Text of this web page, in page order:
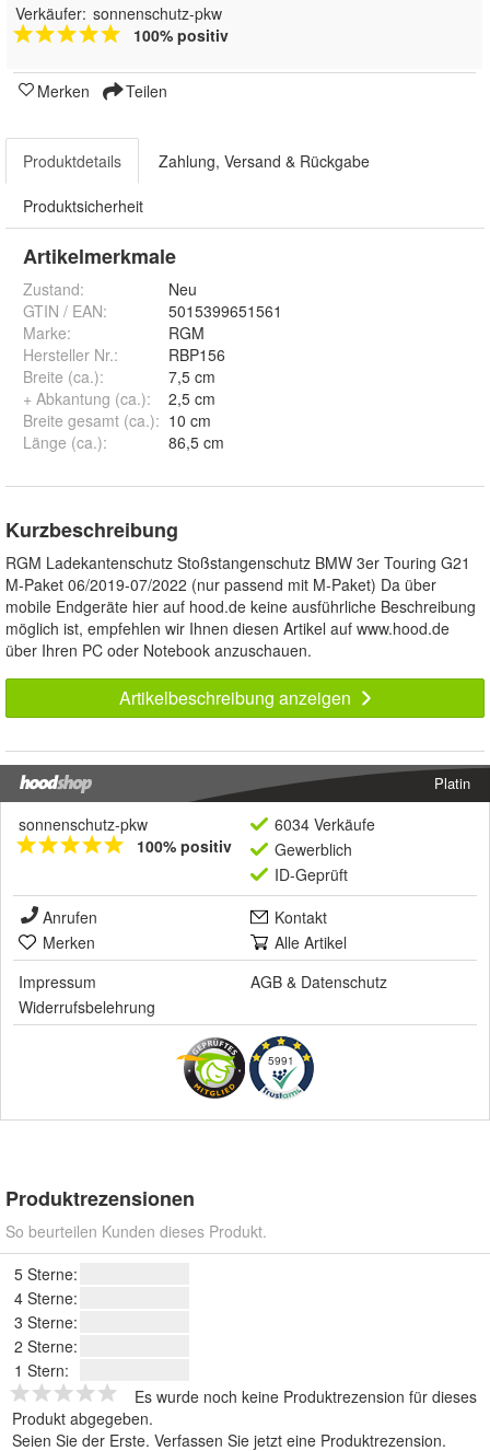
Verkäufer: sonnenschutz-pkw
100% positiv
Merken Teilen
Produktdetails Zahlung, Versand & Rückgabe
Produktsicherheit
Artikelmerkmale
Zustand:
Neu
GTIN / EAN:
5015399651561
Marke:
RGM
Hersteller Nr.:
RBP156
Breite (ca.):
7,5 cm
+ Abkantung (ca.):
2,5 cm
Breite gesamt (ca.): 10 cm
Länge (ca.): 86,5 cm
Kurzbeschreibung
RGM Ladekantenschutz Stoßstangenschutz BMW 3er Touring G21
M-Paket 06/2019-07/2022 (nur passend mit M-Paket) Da über
mobile Endgeräte hier auf hood.de keine ausführliche Beschreibung
möglich ist, empfehlen wir Ihnen diesen Artikel auf www.hood.de
über Ihren PC oder Notebook anzuschauen.
Artikelbeschreibung anzeigen
Platin
sonnenschutz-pkw
100% positiv
6034 Verkäufe
Gewerblich
ID-Geprüft
Anrufen
Kontakt
Merken
Alle Artikel
Impressum
AGB & Datenschutz
Widerrufsbelehrung
5991
Produktrezensionen
So beurteilen Kunden dieses Produkt.
5 Sterne:
4 Sterne:
3 Sterne:
2 Sterne:
1 Stern:
Es wurde noch keine Produktrezension für dieses
Produkt abgegeben.
Seien Sie der Erste. Verfassen Sie jetzt eine Produktrezension.